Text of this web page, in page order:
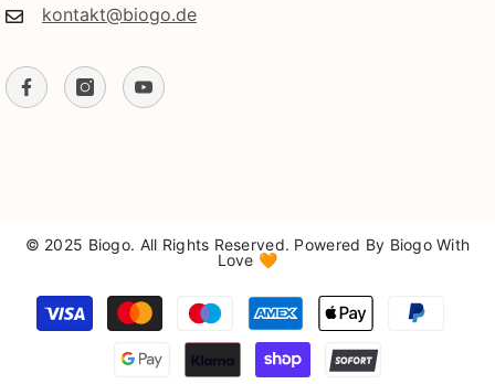
kontakt@biogo.de
© 2025 Biogo. All Rights Reserved. Powered By Biogo With
Love 🧡
Zahlungsmethoden